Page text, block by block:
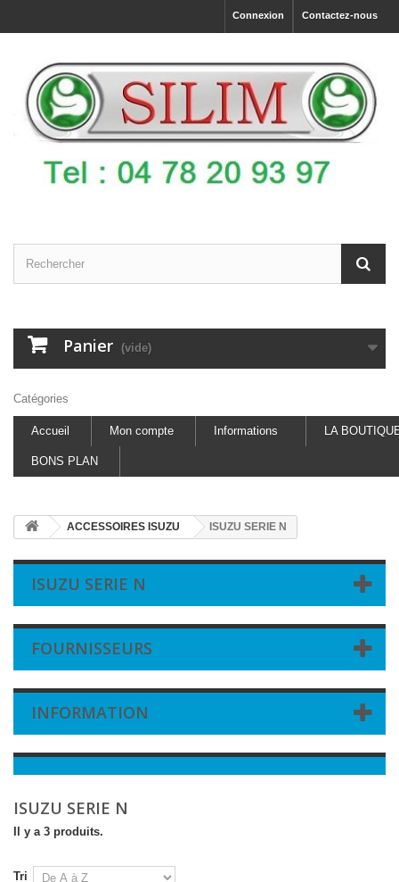
Contactez-nous
Connexion
Panier (vide)
Catégories
Accueil Mon compte Informations LA
BONS PLAN
ACCESSOIRES ISUZU ISUZU SERIE N
ISUZU SERIE N
FOURNISSEURS
INFORMATION
ISUZU SERIE N
Il y a 3 produits.
Tri